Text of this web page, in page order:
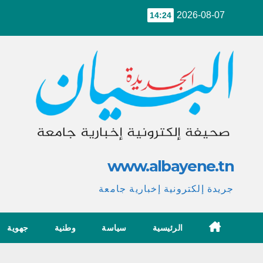
2026-08-07
14:24
www.albayene.tn
جريدة إلكترونية إخبارية جامعة
الرئيسية سياسة وطنية جهوية